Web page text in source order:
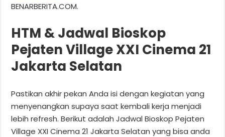
BENARBERITA.COM.
HTM & Jadwal Bioskop
Pejaten Village XXI Cinema 21
Jakarta Selatan
Pastikan akhir pekan Anda isi dengan kegiatan yang
menyenangkan supaya saat kembali kerja menjadi
lebih refresh. Berikut adalah Jadwal Bioskop Pejaten
Village XXI Cinema 21 Jakarta Selatan yang bisa anda